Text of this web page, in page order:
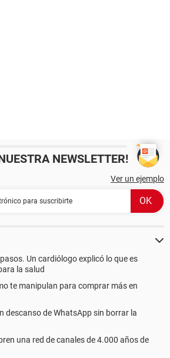
NEWSLETTER!
Ver un ejemplo
Un cardiólogo explicó lo que es
la salud
te manipulan para comprar más en
descanso de WhatsApp sin borrar la
una red de canales de 4.000 años de